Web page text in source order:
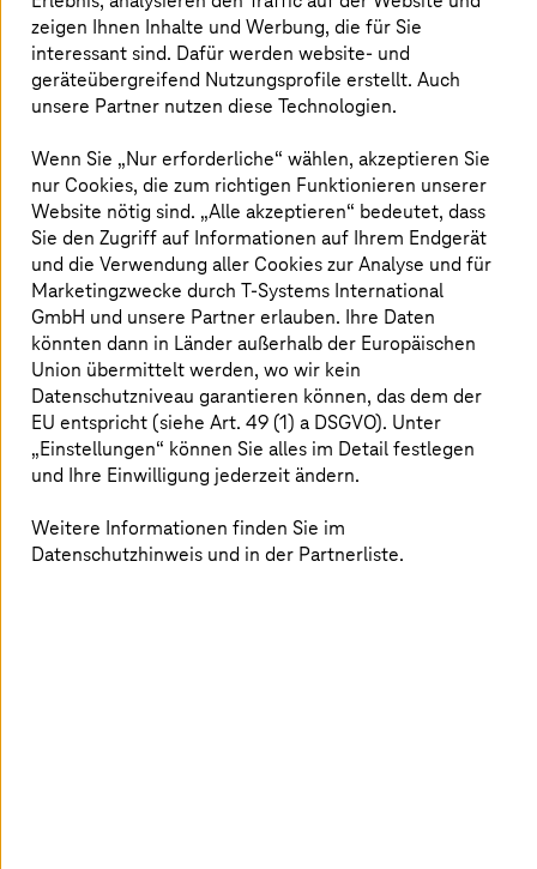
Digital Twins. So schufen sie Transparenz,
Zuverlässigkeit und Vertrauen entlang der
gesamten Wertschöpfungskette.
TÜV SÜD tritt dem Catena-X
Automotive Network bei
T-Systems
hat TÜV SÜD im Rahmen eines Proof-of-
Concept über das LivingLab erfolgreich an das Catena-X
Automotive Network angebunden. Diese Anbindung ist
ein wichtiger Meilenstein auf dem Weg zu mehr
Transparenz, Effizienz und Nachhaltigkeit entlang der
Wertschöpfungskette der Automobilindustrie. Im Video
diskutieren Thomas Christl von TÜV SÜD und Luca
Löffler vonT-Systemsdie Chancen und
Herausforderungen im Zusammenhang mit der
zeigen Ihnen Inhalte und Werbung, die für Sie
interessant sind. Dafür werden website- und
geräteübergreifend Nutzungsprofile erstellt. Auch
unsere Partner nutzen diese Technologien.
Wenn Sie „Nur erforderliche“ wählen, akzeptieren Sie
nur Cookies, die zum richtigen Funktionieren unserer
Website nötig sind. „Alle akzeptieren“ bedeutet, dass
Sie den Zugriff auf Informationen auf Ihrem Endgerät
und die Verwendung aller Cookies zur Analyse und für
Marketingzwecke durchT-Systems International
GmbH und unsere Partner erlauben. Ihre Daten
könnten dann in Länder außerhalb der Europäischen
Union übermittelt werden, wo wir kein
Datenschutzniveau garantieren können, das dem der
EU entspricht (siehe Art. 49 (1) a DSGVO). Unter
„Einstellungen“ können Sie alles im Detail festlegen
und Ihre Einwilligung jederzeit ändern.
Weitere Informationen finden Sie im
Datenschutzhinweis und in der Partnerliste.